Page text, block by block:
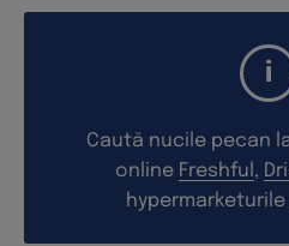
Caută nucile pecan
online Freshful ,
hypermarketurile